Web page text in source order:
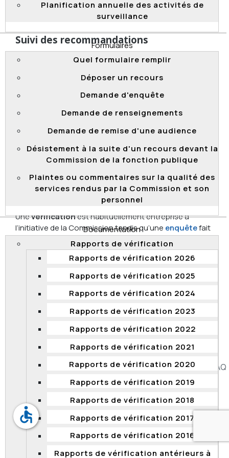
Planification annuelle des activités de
surveillance
Formulaires
Quel formulaire remplir
Déposer un recours
Demande d'enquête
Demande de renseignements
Demande de remise d'une audience
Désistement à la suite d'un recours devant la
Commission de la fonction publique
Plaintes ou commentaires sur la qualité des
services rendus par la Commission et son
personnel
Documentation
Rapports de vérification
Rapports de vérification 2026
Rapports de vérification 2025
Rapports de vérification 2024
Rapports de vérification 2023
Rapports de vérification 2022
Rapports de vérification 2021
Rapports de vérification 2020
Rapports de vérification 2019
Rapports de vérification 2018
Rapports de vérification 2017
Rapports de vérification 2016
Rapports de vérification antérieurs à
en œuvre des recommandations au sein des MO
Suivi des recommandations
La Commission assure le suivi des recommandations
qu’elle a formulées aux MO qui ont fait l’objet d’une
vérification. L’objectif de ce suivi est d’inciter les MO
recommandations.
Au terme de l’année qui suit la publication d’un rapport
de vérification, la Commission effectue une
progrès sont jugés insatisfaisants, la Commission
procédera à un autre suivi de ses recommandations.
Quelle est la différence entre une
vérification et une enquête?
Unevérificationest habituellement entreprise à
l’initiative de la Commission tandis qu’une enquêtefait
généralement suite à la demande d’un(e) fonctionnaire
ou d'un(e) candidat(e) à un processus de dotation
dans la fonction publique québécoise.
De plus, une
vérificationa une portée plus générale et
concerne les activités d'un ou de plusieurs ministères
qu’une enquêteporte généralement sur un cas
Accessibilité Plan du site Diffusion de l'information
FAQ
Liens utiles
Carrière Politique de confidentialité
accessible